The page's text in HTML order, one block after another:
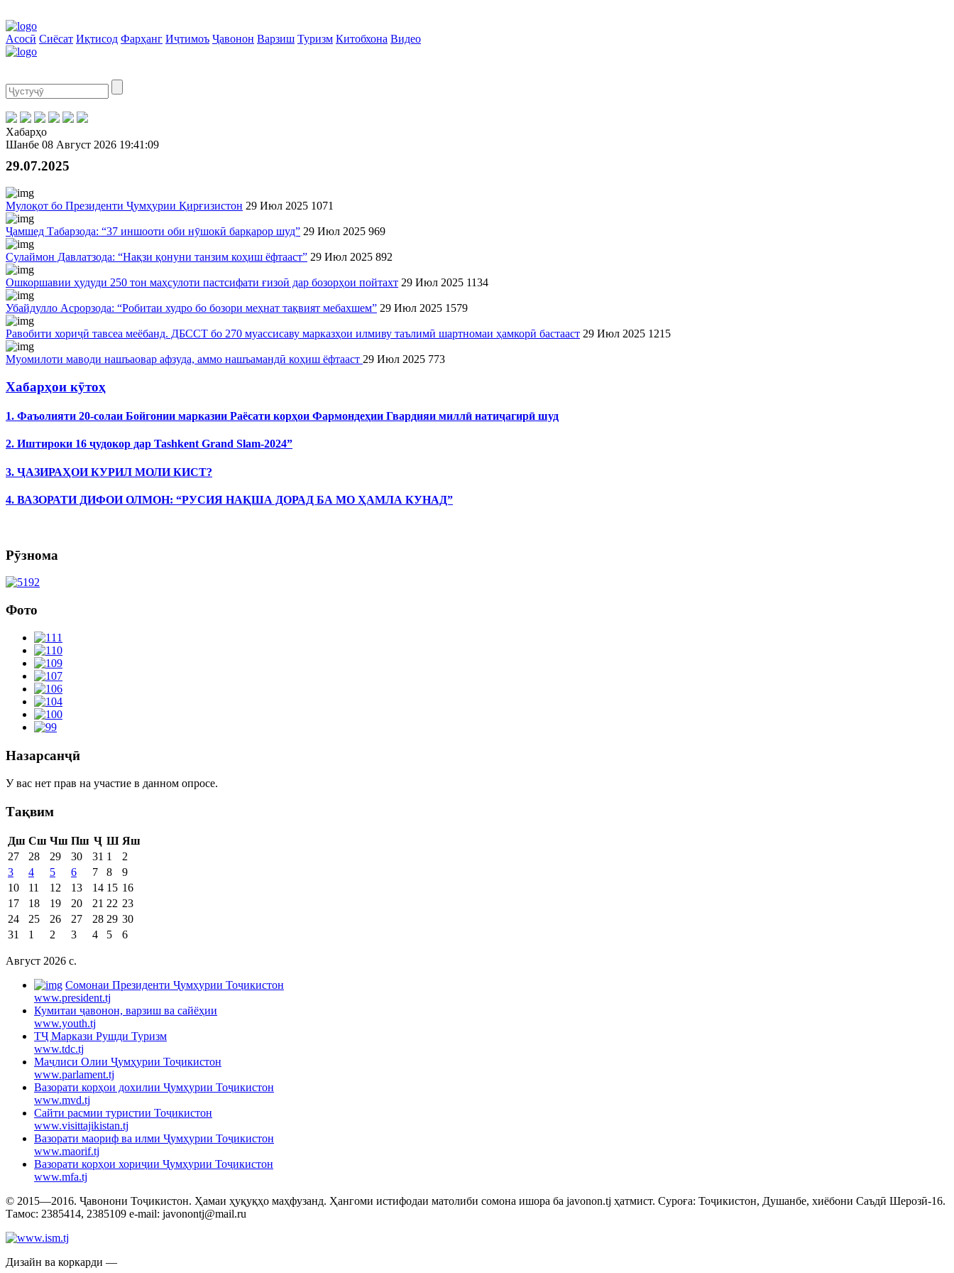
Асосӣ Сиёсат Иқтисод Фарҳанг Иҷтимоъ Ҷавонон Варзиш Туризм Китобхона Видео
Хабарҳо
Шанбе 08 Август 2026 19:41:09
29.07.2025
Мулоқот бо Президенти Ҷумҳурии Қирғизистон 29 Июл 2025 1071
Ҷамшед Табарзода: “37 иншооти оби нӯшокӣ барқарор шуд” 29 Июл 2025 969
Сулаймон Давлатзода: “Нақзи қонуни танзим коҳиш ёфтааст” 29 Июл 2025 892
Ошкоршавии ҳудуди 250 тон маҳсулоти пастсифати ғизоӣ дар бозорҳои пойтахт 29 Июл 2025 1134
Убайдулло Асрорзода: “Робитаи худро бо бозори меҳнат тақвият мебахшем” 29 Июл 2025 1579
Равобити хориҷӣ тавсеа меёбанд. ДБССТ бо 270 муассисаву марказҳои илмиву таълимӣ шартномаи ҳамкорӣ бастааст 29 Июл 2025 1215
Муомилоти маводи нашъаовар афзуда, аммо нашъамандӣ коҳиш ёфтааст 29 Июл 2025 773
Хабарҳои кӯтоҳ
1. Фаъолияти 20-солаи Бойгонии марказии Раёсати корҳои Фармондеҳии Гвардияи миллӣ натиҷагирӣ шуд
2. Иштироки 16 ҷудокор дар Tashkent Grand Slam-2024”
3. ҶАЗИРАҲОИ КУРИЛ МОЛИ КИСТ?
4. ВАЗОРАТИ ДИФОИ ОЛМОН: “РУСИЯ НАҚША ДОРАД БА МО ҲАМЛА КУНАД”
Рӯзнома
Фото
Назарсанҷӣ
У вас нет прав на участие в данном опросе.
Тақвим
Дш Сш Чш Пш Ҷ Ш Яш
27
28 29 30 31 1
2
3
4 5 6 7 8
9
10
11 12 13 14 15 16
17
18 19 20 21 22 23
24
25 26 27 28 29 30
31
1 2 3 4 5 6
Август 2026 c.
Cомонаи Президенти Ҷумҳурии Тоҷикистон
www.president.tj
Кумитаи ҷавонон, варзиш ва сайёҳии
www.youth.tj
ТҶ Маркази Рушди Туризм
www.tdc.tj
Маҷлиси Олии Ҷумҳурии Тоҷикистон
www.parlament.tj
Вазорати корҳои дохилии Ҷумҳурии Тоҷикистон
www.mvd.tj
Сайти расмии туристии Тоҷикистон
www.visittajikistan.tj
Вазорати маориф ва илми Ҷумҳурии Тоҷикистон
www.maorif.tj
Вазорати корҳои хориҷии Ҷумҳурии Тоҷикистон
www.mfa.tj
© 2015—2016. Ҷавонони Тоҷикистон. Ҳамаи ҳуқуқҳо маҳфузанд. Ҳангоми истифодаи матолиби сомона ишора ба javonon.tj ҳатмист. Суроға: Тоҷикистон, Душанбе, хиёбони Саъдӣ Шерозӣ-16.
Тамос: 2385414, 2385109 e-mail: javonontj@mail.ru
Дизайн ва коркарди —